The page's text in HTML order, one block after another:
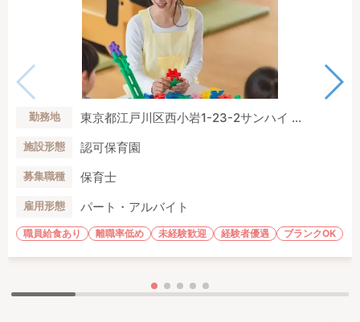
勤務地 東京都江戸川区西小岩1-23-2サンハイ ...
施設形態 認可保育園
募集職種 保育士
雇用形態 パート・アルバイト
職員給食あり 離職率低め 未経験歓迎 経験者優遇 ブランクOK